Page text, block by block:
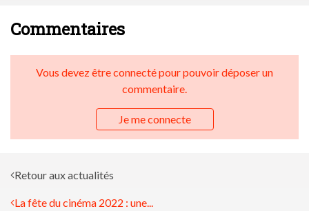
Commentaires
Vous devez être connecté pour pouvoir déposer un
commentaire.
Je me connecte
Retour aux actualités
La fête du cinéma 2022 : une...